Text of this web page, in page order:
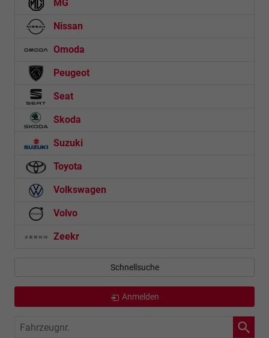
MG
Nissan
Omoda
Peugeot
Seat
Skoda
Suzuki
Toyota
Volkswagen
Volvo
Zeekr
Schnellsuche
Anmelden
Fahrzeugnr.